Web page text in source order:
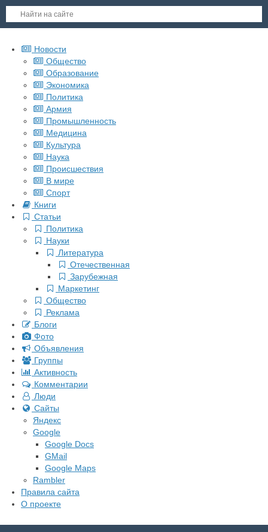
Новости
Общество
Образование
Экономика
Политика
Армия
Промышленность
Медицина
Культура
Наука
Происшествия
В мире
Спорт
Книги
Статьи
Политика
Науки
Литература
Отечественная
Зарубежная
Маркетинг
Общество
Реклама
Блоги
Фото
Объявления
Группы
Активность
Комментарии
Люди
Сайты
Яндекс
Google
Google Docs
GMail
Google Maps
Rambler
Правила сайта
О проекте